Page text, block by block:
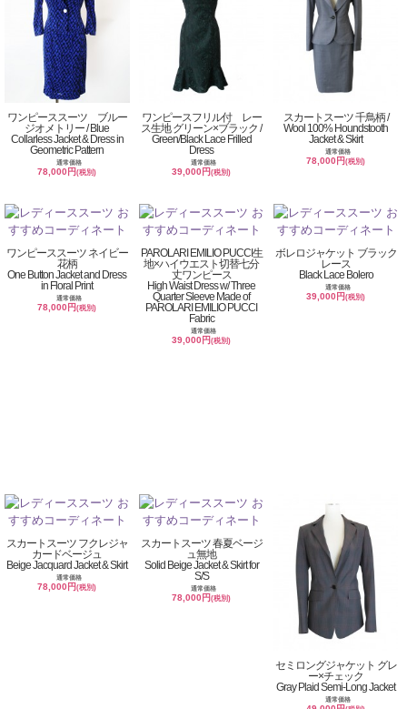
ワンピーススーツ ブルー
ジオメトリー / Blue
Collarless Jacket & Dress in
Geometric Pattern
通常価格
78,000円(税別)
ワンピースフリル付 レー
ス生地 グリーン×ブラック /
Green/Black Lace Frilled
Dress
通常価格
39,000円(税別)
スカートスーツ 千鳥柄 /
Wool 100% Houndstooth
Jacket & Skirt
通常価格
78,000円(税別)
ワンピーススーツ ネイビー
花柄
One Button Jacket and Dress
in Floral Print
通常価格
78,000円(税別)
PAROLARI EMILIO PUCCI生
地×ハイウエスト切替七分
丈ワンピース
High Waist Dress w/ Three
Quarter Sleeve Made of
PAROLARI EMILIO PUCCI
Fabric
通常価格
39,000円(税別)
ボレロジャケット ブラック
レース
Black Lace Bolero
通常価格
39,000円(税別)
スカートスーツ フクレジャ
カードベージュ
Beige Jacquard Jacket & Skirt
通常価格
78,000円(税別)
スカートスーツ 春夏ベージ
ュ無地
Solid Beige Jacket & Skirt for
S/S
通常価格
78,000円(税別)
セミロングジャケット グレ
ー×チェック
Gray Plaid Semi-Long Jacket
通常価格